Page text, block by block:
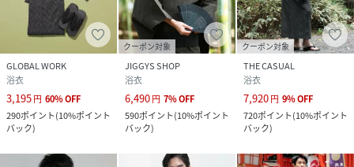
GLOBAL WORK
浴衣
3,195円 60%OFF
290ポイント(10%ポイント
バック)
クーポン対象
JIGGYS SHOP
浴衣
6,490円 7%OFF
590ポイント(10%ポイント
バック)
クーポン対象
THE CASUAL
浴衣
7,920円 9%OFF
720ポイント(10%ポイント
バック)